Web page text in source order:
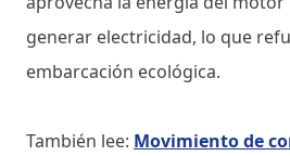
generar electricidad, lo que
embarcación ecológica.
También lee: Movimiento de